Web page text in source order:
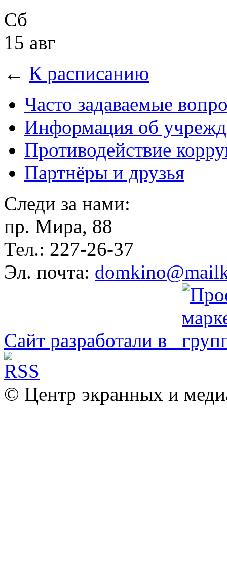
Сб
15 авг
← К расписанию
Часто задаваемые
Информация об
Противодействие
Партнёры и друзья
Следи за нами:
пр. Мира, 88
Тел.: 227-26-37
Эл. почта:
Сайт разработали в
© Центр экранных и